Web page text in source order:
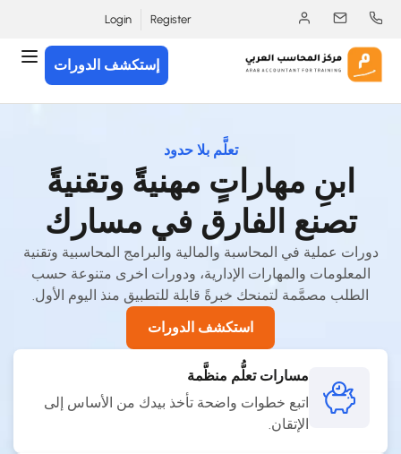
Register
Login
إستكشف الدورات
تعلَّم بلا حدود
ابنِ مهاراتٍ مهنيةً وتقنيةً
تصنع الفارق في مسارك
دورات عملية في المحاسبة والمالية والبرامج المحاسبية وتقنية
المعلومات والمهارات الإدارية، ودورات اخرى متنوعة حسب
الطلب مصمَّمة لتمنحك خبرةً قابلة للتطبيق منذ اليوم الأول.
استكشف الدورات
مسارات تعلُّم منظَّمة
اتبع خطوات واضحة تأخذ بيدك من الأساس إلى
الإتقان.